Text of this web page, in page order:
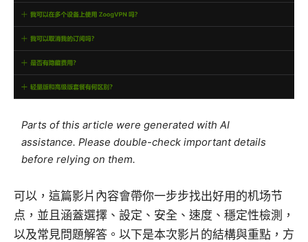
Parts of this article were generated with AI
assistance. Please double-check important details
before relying on them.
可以，這篇影片內容會帶你一步步找出好用的机场节
点，並且涵蓋選擇、設定、安全、速度、穩定性檢測，
以及常見問題解答。以下是本次影片的結構與重點，方